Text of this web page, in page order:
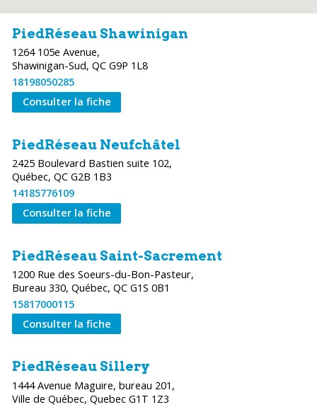
PiedRéseau Shawinigan
1264 105e Avenue,
Shawinigan-Sud, QC G9P 1L8
18198050285
Consulter la fiche
PiedRéseau Neufchâtel
2425 Boulevard Bastien suite 102,
Québec, QC G2B 1B3
14185776109
Consulter la fiche
PiedRéseau Saint-Sacrement
1200 Rue des Soeurs-du-Bon-Pasteur,
Bureau 330, Québec, QC G1S 0B1
15817000115
Consulter la fiche
PiedRéseau Sillery
1444 Avenue Maguire, bureau 201,
Ville de Québec, Quebec G1T 1Z3